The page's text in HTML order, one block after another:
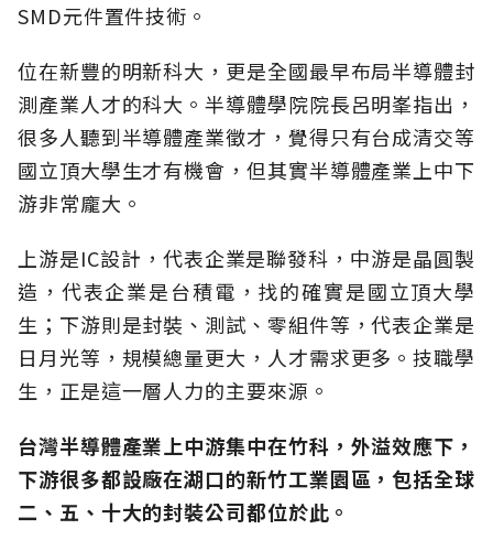
SMD元件置件技術。
位在新豐的明新科大，更是全國最早布局半導體封
測產業人才的科大。半導體學院院長呂明峯指出，
很多人聽到半導體產業徵才，覺得只有台成清交等
國立頂大學生才有機會，但其實半導體產業上中下
游非常龐大。
上游是IC設計，代表企業是聯發科，中游是晶圓製
造，代表企業是台積電，找的確實是國立頂大學
生；下游則是封裝、測試、零組件等，代表企業是
日月光等，規模總量更大，人才需求更多。技職學
生，正是這一層人力的主要來源。
台灣半導體產業上中游集中在竹科，外溢效應下，
下游很多都設廠在湖口的新竹工業園區，包括全球
二、五、十大的封裝公司都位於此。